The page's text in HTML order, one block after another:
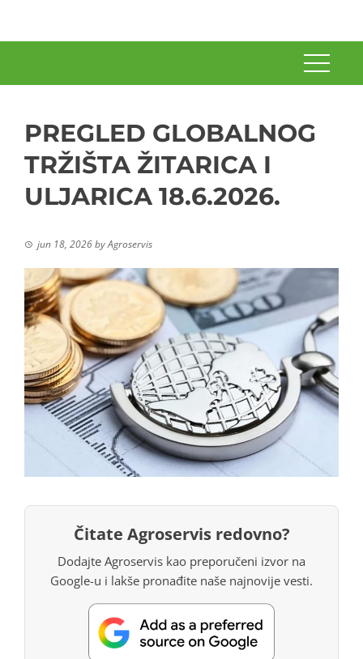
PREGLED GLOBALNOG
TRŽIŠTA ŽITARICA I
ULJARICA 18.6.2026.
jun 18, 2026byAgroservis
Čitate Agroservis redovno?
Dodajte Agroservis kao preporučeni izvor na
Google-u i lakše pronađite naše najnovije vesti.